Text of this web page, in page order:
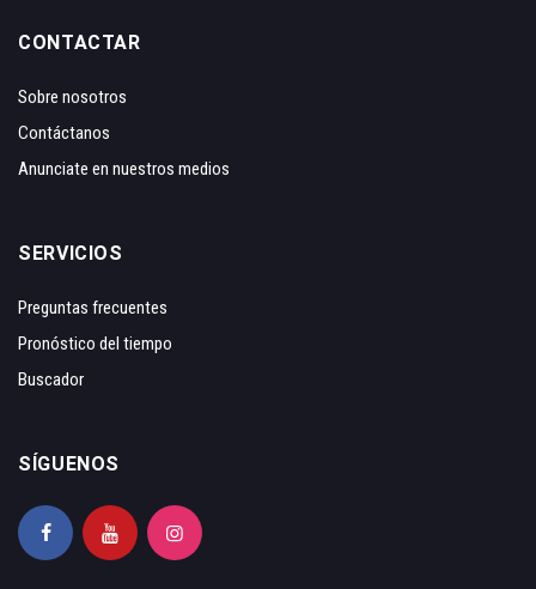
CONTACTAR
Sobre nosotros
Contáctanos
Anunciate en nuestros medios
SERVICIOS
Preguntas frecuentes
Pronóstico del tiempo
Buscador
SÍGUENOS